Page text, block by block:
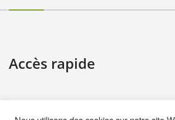
Accès rapide